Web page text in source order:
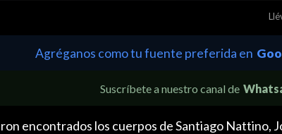
Agréganos como tu fuente preferida en
Suscríbete a nuestro canal de
encontrados los cuerpos de Santiago Nattino,